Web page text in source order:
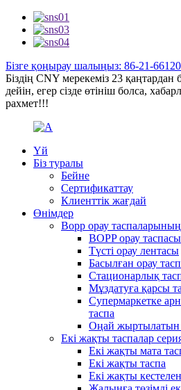
Бізге қоңырау шалыңыз: 86-21-
Біздің CNY мерекеміз 23 қаңтардан
дейін, егер сізде өтініш болса,
рахмет!!!
Үй
Біз туралы
Бейне
Сертификаттау
Клиенттік жағдай
Өнімдер
Bopp орау
BOPP орау таспасы
Түсті орау лентасы
Басылған орау
Стационарлық
Мұздатуға қарсы
Супермаркетке
таспа
Оңай жыртылатын
Екі жақты таспалар
Екі жақты мата
Екі жақты таспа
Екі жақты